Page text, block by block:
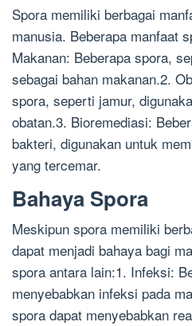
Spora memiliki berbagai
manusia. Beberapa manfaat
Makanan: Beberapa spora,
sebagai bahan makanan.2.
spora, seperti jamur,
obatan.3. Bioremediasi:
bakteri, digunakan untuk
yang tercemar.
Bahaya Spora
Meskipun spora memiliki
dapat menjadi bahaya bagi
spora antara lain:1. Infeksi:
menyebabkan infeksi pada
spora dapat menyebabkan